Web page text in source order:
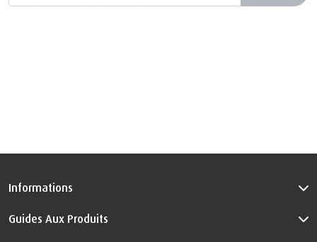
Informations
Guides Aux Produits